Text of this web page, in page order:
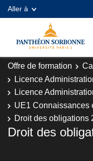
Aller à
Offre de formation
Licence
Licence
UE1 Connaissances
Droit des obligations
Droit des